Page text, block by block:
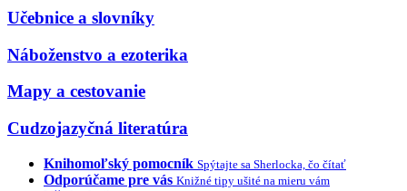
Učebnice a slovníky
Náboženstvo a ezoterika
Mapy a cestovanie
Cudzojazyčná literatúra
Knihomoľský pomocník Spýtajte sa Sherlocka, čo čítať
Odporúčame pre vás Knižné tipy ušité na mieru vám